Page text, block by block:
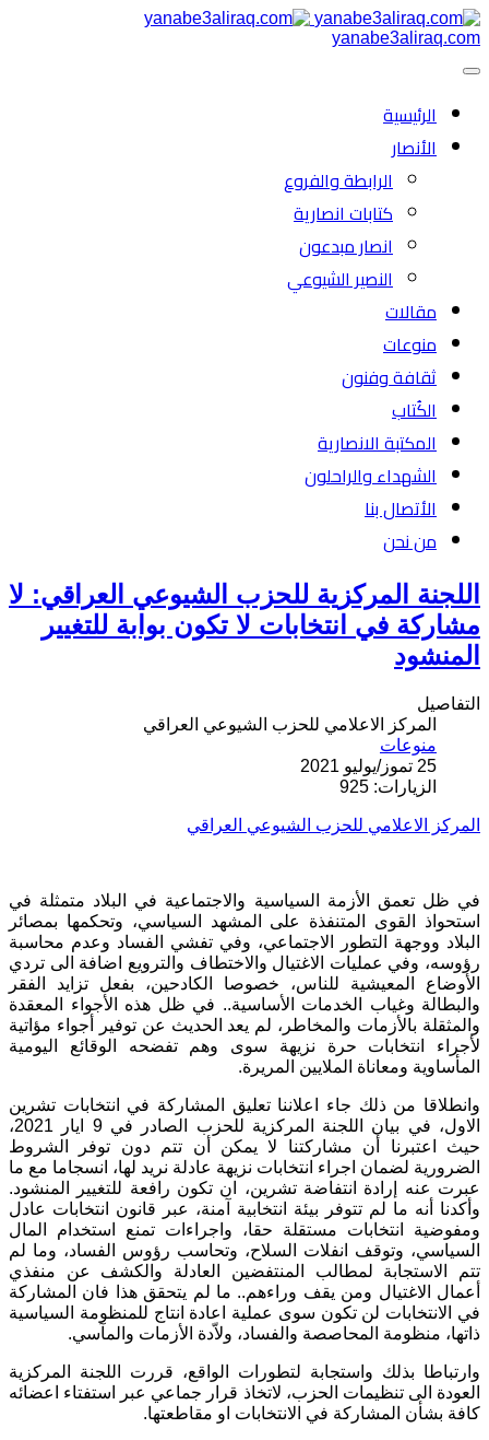
yanabe3aliraq.com
الرئیسية
الأنصار
الرابطة والفروع
كتابات انصارية
انصار مبدعون
النصیر الشیوعي
مقالات
منوعات
ثقافة وفنون
الكُتاب
المكتبة الانصارية
الشهداء والراحلون
الأتصال بنا
من نحن
اللجنة المركزية للحزب الشيوعي العراقي: لا
مشاركة في انتخابات لا تكون بوابة للتغيير
المنشود
التفاصيل
المركز الاعلامي للحزب الشيوعي العراقي
منوعات
25 تموز/يوليو 2021
الزيارات: 925
المركز الاعلامي للحزب الشيوعي العراقي
في ظل تعمق الأزمة السياسية والاجتماعية في البلاد متمثلة في
استحواذ القوى المتنفذة على المشهد السياسي، وتحكمها بمصائر
البلاد ووجهة التطور الاجتماعي، وفي تفشي الفساد وعدم محاسبة
رؤوسه، وفي عمليات الاغتيال والاختطاف والترويع اضافة الى تردي
الأوضاع المعيشية للناس، خصوصا الكادحين، بفعل تزايد الفقر
والبطالة وغياب الخدمات الأساسية.. في ظل هذه الأجواء المعقدة
والمثقلة بالأزمات والمخاطر، لم يعد الحديث عن توفير أجواء مؤاتية
لأجراء انتخابات حرة نزيهة سوى وهم تفضحه الوقائع اليومية
المأساوية ومعاناة الملايين المريرة.
وانطلاقا من ذلك جاء اعلاننا تعليق المشاركة في انتخابات تشرين
الاول، في بيان اللجنة المركزية للحزب الصادر في 9 ايار 2021،
حيث اعتبرنا أن مشاركتنا لا يمكن أن تتم دون توفر الشروط
الضرورية لضمان اجراء انتخابات نزيهة عادلة نريد لها، انسجاما مع ما
عبرت عنه إرادة انتفاضة تشرين، ان تكون رافعة للتغيير المنشود.
وأكدنا أنه ما لم تتوفر بيئة انتخابية آمنة، عبر قانون انتخابات عادل
ومفوضية انتخابات مستقلة حقا، واجراءات تمنع استخدام المال
السياسي، وتوقف انفلات السلاح، وتحاسب رؤوس الفساد، وما لم
تتم الاستجابة لمطالب المنتفضين العادلة والكشف عن منفذي
أعمال الاغتيال ومن يقف وراءهم.. ما لم يتحقق هذا فان المشاركة
في الانتخابات لن تكون سوى عملية اعادة انتاج للمنظومة السياسية
ذاتها، منظومة المحاصصة والفساد، ولاّدة الأزمات والمآسي.
وارتباطا بذلك واستجابة لتطورات الواقع، قررت اللجنة المركزية
العودة الى تنظيمات الحزب، لاتخاذ قرار جماعي عبر استفتاء اعضائه
كافة بشأن المشاركة في الانتخابات او مقاطعتها.